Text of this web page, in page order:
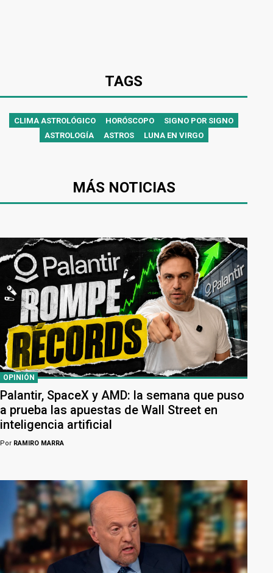
TAGS
CLIMA ASTROLÓGICO HORÓSCOPO
SIGNO POR SIGNO
ASTROLOGÍA
ASTROS LUNA EN VIRGO
MÁS NOTICIAS
OPINIÓN
Palantir, SpaceX y AMD: la semana que puso
a prueba las apuestas de Wall Street en
inteligencia artificial
Por RAMIRO MARRA